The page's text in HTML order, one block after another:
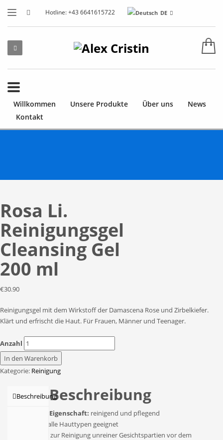
Hotline: +43 6641615722 DE
Willkommen Unsere Produkte Über uns
News
Kontakt
Rosa Li.
Reinigungsgel
Cleansing Gel
200 ml
€30.90
Reinigungsgel mit dem Wirkstoff der Damascena Rose und Zirbelkiefer.
Klärt und erfrischt die Haut. Für Frauen, Männer und Teenager.
Anzahl
In den Warenkorb
Kategorie: Reinigung
BeschreibungBeschreibung
Eigenschaft: reinigend und pflegend
für alle Hauttypen geeignet
zur Reinigung unreiner Gesichtspartien vor dem